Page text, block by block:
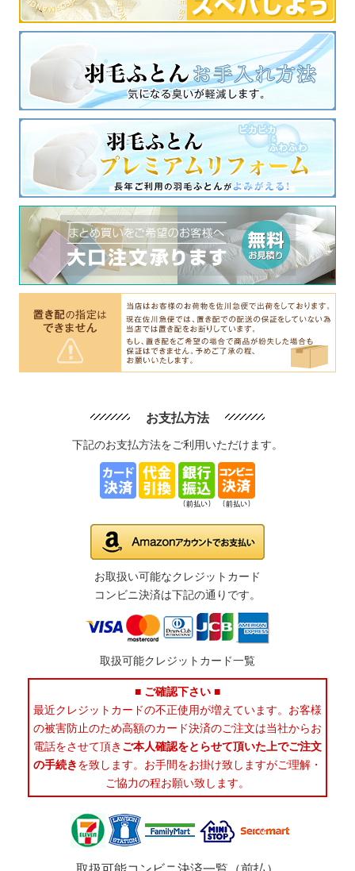
お支払方法
下記のお支払方法をご利用いただけます。
お取扱い可能なクレジットカード
コンビニ決済は下記の通りです。
取扱可能クレジットカード一覧
■ ご確認下さい ■
最近クレジットカードの不正使用が増えています。お客様
の被害防止のため高額のカード決済のご注文は当社からお
電話をさせて頂き ご本人確認をとらせて頂いた上でご注文
の手続きを致します。お手間をお掛け致しますがご理解・
ご協力の程お願い致します。